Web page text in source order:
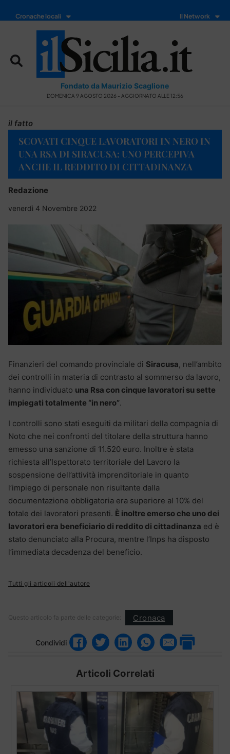
Cronache locali Il Network
Fondato da Maurizio Scaglione
DOMENICA 9 AGOSTO 2026 - AGGIORNATO ALLE 12:56
il fatto
SCOVATI CINQUE LAVORATORI IN NERO IN
UNA RSA DI SIRACUSA: UNO PERCEPIVA
ANCHE IL REDDITO DI CITTADINANZA
Redazione
venerdì 4 Novembre 2022
Finanzieri del comando provinciale di Siracusa, nell’ambito
dei controlli in materia di contrasto al sommerso da lavoro,
hanno individuato una Rsa con cinque lavoratori su sette
impiegati totalmente “in nero”.
I controlli sono stati eseguiti da militari della compagnia di
Noto che nei confronti del titolare della struttura hanno
emesso una sanzione di 11.520 euro. Inoltre è stata
richiesta all’Ispettorato territoriale del Lavoro la
sospensione dell’attività imprenditoriale in quanto
l’impiego di personale non risultante dalla
documentazione obbligatoria era superiore al 10% del
totale dei lavoratori presenti. È inoltre emerso che uno dei
lavoratori era beneficiario di reddito di cittadinanza ed è
stato denunciato alla Procura, mentre l’Inps ha disposto
l’immediata decadenza del beneficio.
Tutti gli articoli dell'autore
Questo articolo fa parte delle categorie: Cronaca
Condividi
Articoli Correlati